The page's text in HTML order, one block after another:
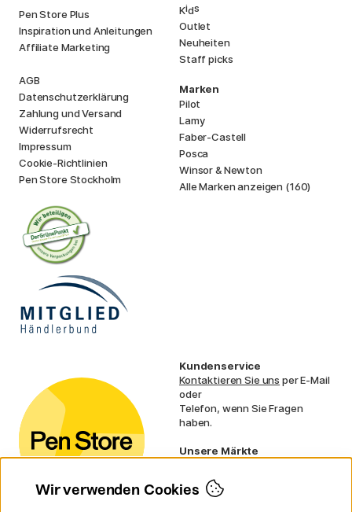
Pen Store Plus
Inspiration und Anleitungen
Affiliate Marketing
AGB
Datenschutzerklärung
Zahlung und Versand
Widerrufsrecht
Impressum
Cookie-Richtlinien
Pen Store Stockholm
Kids
Outlet
Neuheiten
Staff picks
Marken
Pilot
Lamy
Faber-Castell
Posca
Winsor & Newton
Alle Marken anzeigen (160)
Kundenservice
Kontaktieren Sie uns per E-Mail
oder
Telefon, wenn Sie Fragen
haben.
Unsere Märkte
Norwegen
Dänemark
Wir verwenden Cookies